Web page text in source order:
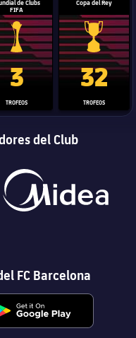
de Campeones
de Clubs
FIFA
Trofeo del Mundial de
3
TROFEOS
Copa del Rey
Copa del
32
TROFEOS
del Club
FC Barcelona